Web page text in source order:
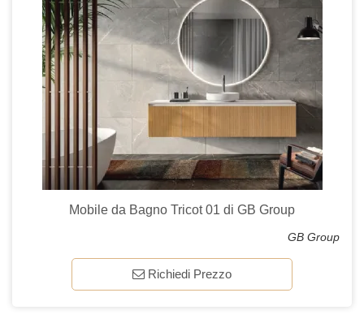
Mobile da Bagno Tricot 01 di GB Group
GB Group
Richiedi Prezzo